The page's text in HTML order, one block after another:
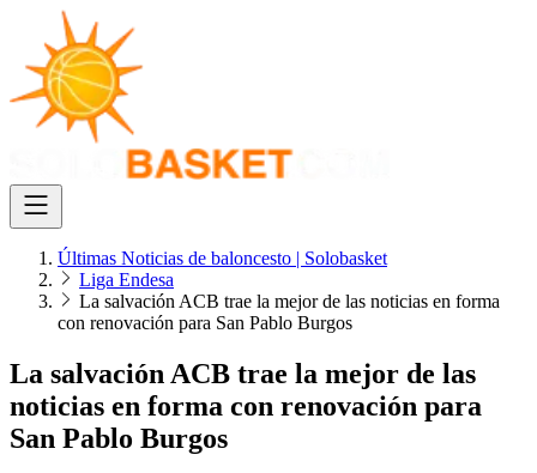
Últimas Noticias de baloncesto | Solobasket
Liga Endesa
La salvación ACB trae la mejor de las noticias en forma
con renovación para San Pablo Burgos
La salvación ACB trae la mejor de las
noticias en forma con renovación para
San Pablo Burgos